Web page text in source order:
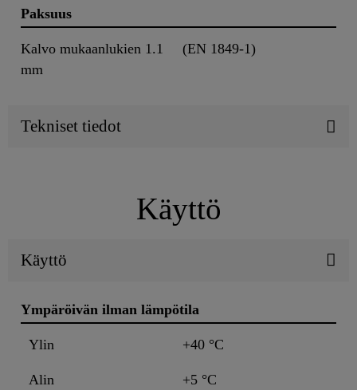
Paksuus
Kalvo mukaanlukien 1.1
mm
(EN 1849-1)
Tekniset tiedot
Käyttö
Käyttö
Ympäröivän ilman lämpötila
Ylin +40 °C
Alin +5 °C